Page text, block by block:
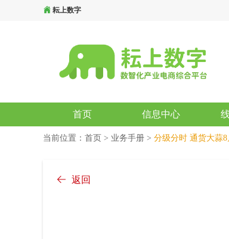
耘上数字
首页 信息中心
当前位置： 首页 > 业务手册 > 分级分时 通货大蒜
返回